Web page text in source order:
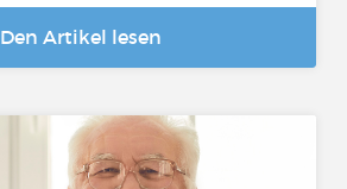
Den Artikel lesen